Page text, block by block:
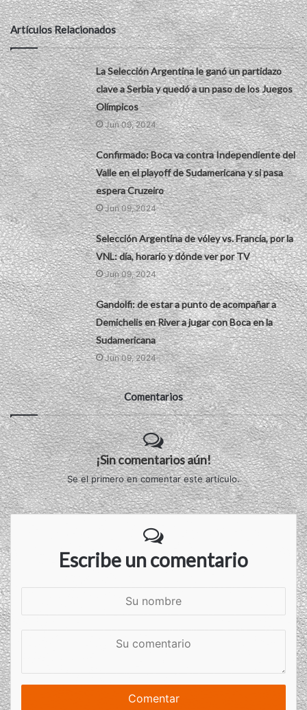
Artículos Relacionados
La Selección Argentina le ganó un partidazo
clave a Serbia y quedó a un paso de los Juegos
Olímpicos
Jun 09, 2024
Confirmado: Boca va contra Independiente del
Valle en el playoff de Sudamericana y si pasa
espera Cruzeiro
Jun 09, 2024
Selección Argentina de vóley vs. Francia, por la
VNL: día, horario y dónde ver por TV
Jun 09, 2024
Gandolfi: de estar a punto de acompañar a
Demichelis en River a jugar con Boca en la
Sudamericana
Jun 09, 2024
Comentarios
¡Sin comentarios aún!
Se el primero en comentar este artículo.
Escribe un comentario